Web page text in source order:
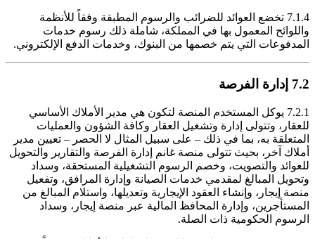
7.1.4 تخضع العوائد للضرائب والرسوم المطبقة وفقاً للأنظمة
واللوائح المعمول بها في المملكة، شاملة ذلك رسوم خدمات
المدفوعات التي يتم خصمها من البنوك، وخدمات الدفع الإلكتروني.
7.2 إدارة الفرصة
7.2.1 يوكل المستخدم المنصة لتكون هي مدير الأملاك الأساسي
للعقار، وتتولى إدارة وتشغيل العقار وكافة الشؤون والعمليات
المتعلقة به، بما في ذلك – على سبيل المثال لا الحصر – تعيين مدير
أملاك آخر، بحيث تتولى منصة غانم إدارة الفرصة والتقارير والتحويل
للعوائد والتصويت، وخصم الرسوم التشغيلية المستحقة، وسداد
وتحويل المبالغ لمقدمي خدمات الصيانة وإدارة المرافق، وتفعيل
منصة إيجار، وإنشاء العقود الإيجارية وتعديلها، واستلام المبالغ من
المستأجرين، وإدارة المحافظ المالية عبر منصة إيجار، وسداد
الرسوم الحكومية ذات الصلة.